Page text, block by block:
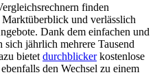
finden
und verlässlich
Dank dem einfachen und
jährlich mehrere Tausend
bietet durchblickerkostenlose
den Wechsel zu einem